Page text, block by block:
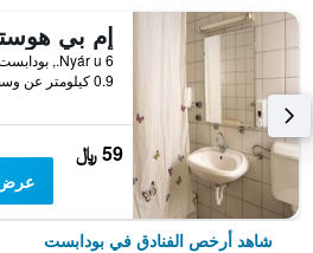
6 Nyár u., بودابست, هنغاريا
0.9 كيلومتر عن وسط المدينة
59 ﷼
عرض
شاهد أرخص الفنادق في بودابست